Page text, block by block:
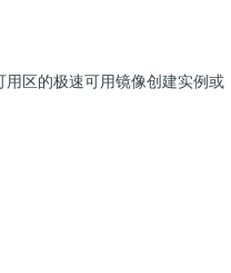
用区的极速可用镜像创建实例或